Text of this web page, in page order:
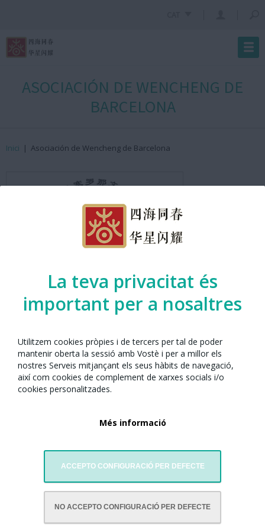
La teva privacitat és
important per a nosaltres
Utilitzem cookies pròpies i de tercers per tal de poder
mantenir oberta la sessió amb Vostè i per a millor els
nostres Serveis mitjançant els seus hàbits de navegació,
així com cookies de complement de xarxes socials i/o
cookies personalitzades.
Més informació
ACCEPTO CONFIGURACIÓ PER DEFECTE
NO ACCEPTO CONFIGURACIÓ PER DEFECTE
ASOCIACIÓN DE WENCHENG DE
BARCELONA
Inici | Asociación de Wencheng de Barcelona